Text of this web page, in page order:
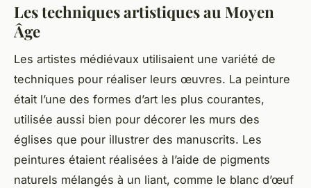
Les techniques artistiques au Moyen
Âge
Les artistes médiévaux utilisaient une variété de
techniques pour réaliser leurs œuvres. La peinture
était l’une des formes d’art les plus courantes,
utilisée aussi bien pour décorer les murs des
églises que pour illustrer des manuscrits. Les
peintures étaient réalisées à l’aide de pigments
naturels mélangés à un liant, comme le blanc d’œuf